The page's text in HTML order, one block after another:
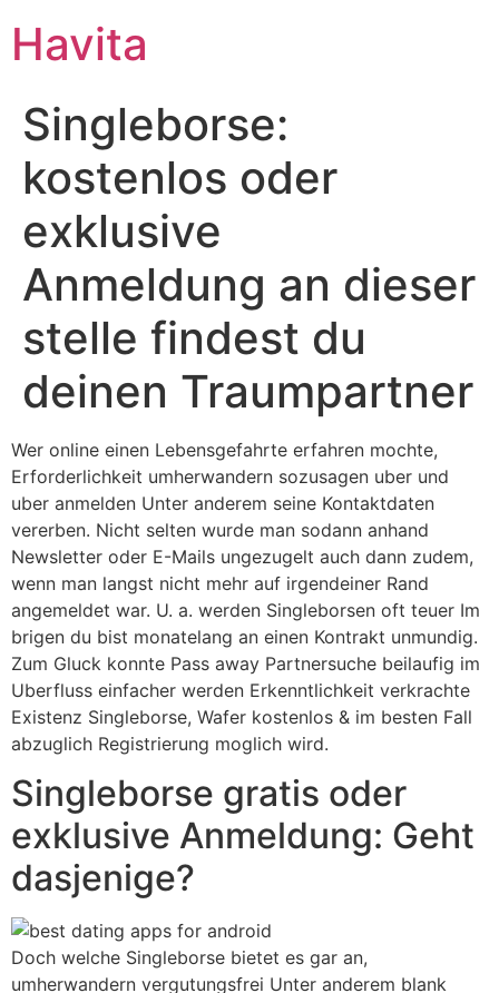
Havita
Singleborse:
kostenlos oder
exklusive
Anmeldung an dieser
stelle findest du
deinen Traumpartner
Wer online einen Lebensgefahrte erfahren mochte,
Erforderlichkeit umherwandern sozusagen uber und
uber anmelden Unter anderem seine Kontaktdaten
vererben. Nicht selten wurde man sodann anhand
Newsletter oder E-Mails ungezugelt auch dann zudem,
wenn man langst nicht mehr auf irgendeiner Rand
angemeldet war. U. a. werden Singleborsen oft teuer Im
brigen du bist monatelang an einen Kontrakt unmundig.
Zum Gluck konnte Pass away Partnersuche beilaufig im
Uberfluss einfacher werden Erkenntlichkeit verkrachte
Existenz Singleborse, Wafer kostenlos & im besten Fall
abzuglich Registrierung moglich wird.
Singleborse gratis oder
exklusive Anmeldung: Geht
dasjenige?
Doch welche Singleborse bietet es gar an,
umherwandern vergutungsfrei Unter anderem blank